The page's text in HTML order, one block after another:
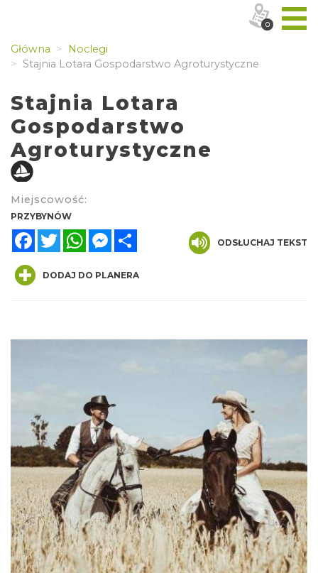
Główna
Noclegi
Stajnia Lotara Gospodarstwo Agroturystyczne
Stajnia Lotara
Gospodarstwo
Agroturystyczne
Miejscowość:
PRZYBYNÓW
FacebookTwitterWhatsAppMessenger
ODSŁUCHAJ TEKST
DODAJ DO PLANERA
0